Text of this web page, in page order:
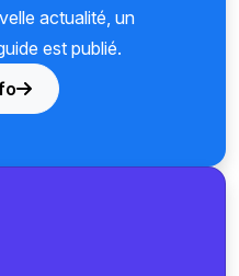
actualité, un
est publié.